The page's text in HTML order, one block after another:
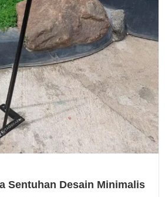
Sentuhan Desain Minimalis